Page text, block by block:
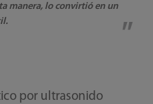
manera, lo convirtió en un
por ultrasonido